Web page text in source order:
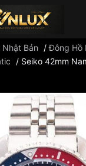
Bản /Đông Hồ
/ Seiko 42mm